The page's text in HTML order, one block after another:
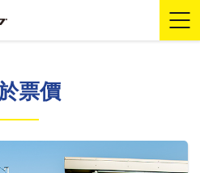
票價